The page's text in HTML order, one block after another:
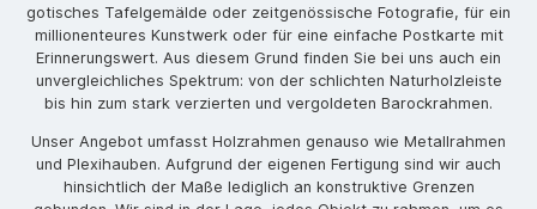
gotisches Tafelgemälde oder zeitgenössische Fotografie, für ein
millionenteures Kunstwerk oder für eine einfache Postkarte mit
Erinnerungswert. Aus diesem Grund finden Sie bei uns auch ein
unvergleichliches Spektrum: von der schlichten Naturholzleiste
bis hin zum stark verzierten und vergoldeten Barockrahmen.
Unser Angebot umfasst Holzrahmen genauso wie Metallrahmen
und Plexihauben. Aufgrund der eigenen Fertigung sind wir auch
hinsichtlich der Maße lediglich an konstruktive Grenzen